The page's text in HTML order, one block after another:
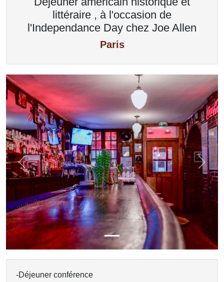
littéraire , à l'occasion de
l'Independance Day chez Joe Allen
Paris
Previous Next
-Déjeuner conférence